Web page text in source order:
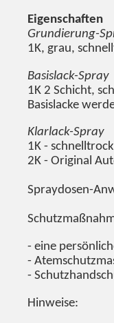
Eigenschaften
Grundierung-
1K, grau,
Basislack-Spray
1K 2 Schicht,
Basislacke
Klarlack-Spray
1K -
2K - Original
Spraydosen-
- eine
-
-
Hinweise: